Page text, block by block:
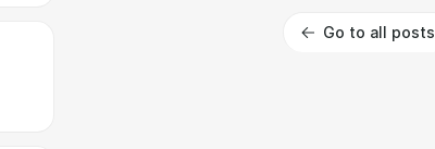
Go to all posts